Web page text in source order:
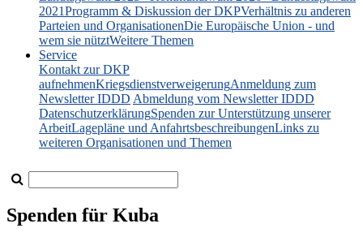
2021Programm & Diskussion der DKPVerhältnis zu anderen
Parteien und OrganisationenDie Europäische Union - und
wem sie nütztWeitere Themen
Service
Kontakt zur DKP
aufnehmenKriegsdienstverweigerungAnmeldung zum
Newsletter IDDD Abmeldung vom Newsletter IDDD
DatenschutzerklärungSpenden zur Unterstützung unserer
ArbeitLagepläne und AnfahrtsbeschreibungenLinks zu
weiteren Organisationen und Themen
Spenden für Kuba